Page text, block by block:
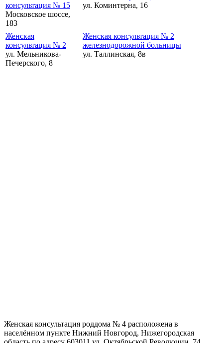
консультация № 15
Московское шоссе,
183
ул. Коминтерна, 16
Женская
консультация № 2
ул. Мельникова-
Печерского, 8
Женская консультация № 2
железнодорожной больницы
ул. Таллинская, 8в
Женская консультация роддома № 4 расположена в
населённом пункте Нижний Новгород, Нижегородская